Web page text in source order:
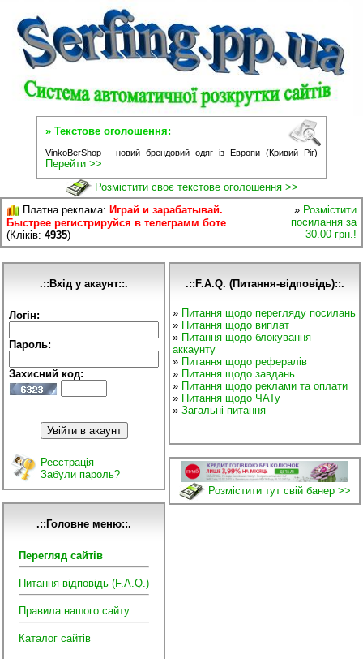
» Текстове оголошення:
VinkoBerShop - новий брендовий одяг із Европи (Кривий Ріг)
Перейти >>
Розмістити своє текстове оголошення >>
Платна реклама: Играй и зарабатывай.
Быстрее регистрируйся в телеграмм боте
(Кліків: 4935)
» Розмістити
посилання за
30.00 грн.!
.::Вхід у акаунт::.
Логін:
Пароль:
Захисний код:
Реєстрація
Забули пароль?
.::Головне меню::.
Перегляд сайтів
Питання-відповідь (F.A.Q.)
Правила нашого сайту
Каталог сайтів
.::F.A.Q. (Питання-відповідь)::.
» Питання щодо перегляду посилань
» Питання щодо виплат
» Питання щодо блокування
аккаунту
» Питання щодо рефералів
» Питання щодо завдань
» Питання щодо реклами та оплати
» Питання щодо ЧАТу
» Загальні питання
Розмістити тут свій банер >>